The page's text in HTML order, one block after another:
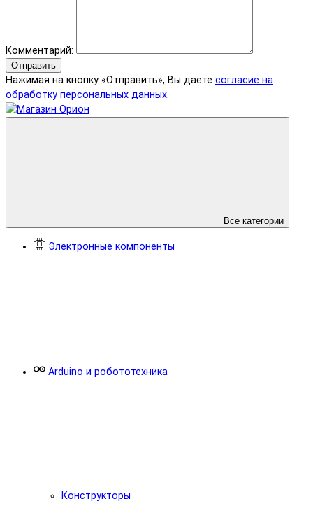
Комментарий:
Отправить
Нажимая на кнопку «Отправить», Вы даете согласие на
обработку персональных данных.
Все категории
Электронные компоненты
Arduino и робототехника
Конструкторы